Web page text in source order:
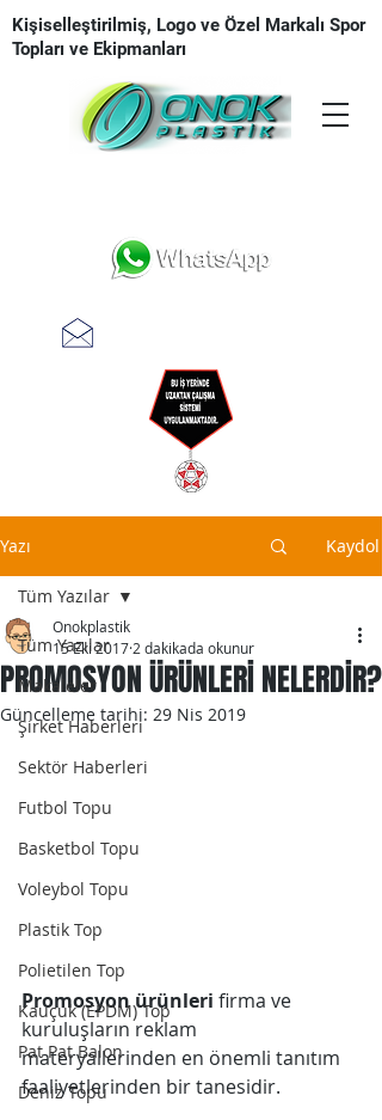
Kişiselleştirilmiş, Logo ve Özel Markalı Spor
Topları ve Ekipmanları
teklifal @ onokplastik.com
Yazı Kaydol
Tüm Yazılar
Makaleler
Şirket Haberleri
Sektör Haberleri
Futbol Topu
Basketbol Topu
Voleybol Topu
Plastik Top
Polietilen Top
Kauçuk (EPDM) Top
Pat Pat Balon
Deniz Topu
Tüm Yazılar
PROMOSYON ÜRÜNLERİ NELERDİR?
Onokplastik
15 Eki 2017 2 dakikada okunur
Güncelleme tarihi: 29 Nis 2019
Promosyon ürünleri firma ve
kuruluşların reklam
materyallerinden en önemli tanıtım
faaliyetlerinden bir tanesidir.